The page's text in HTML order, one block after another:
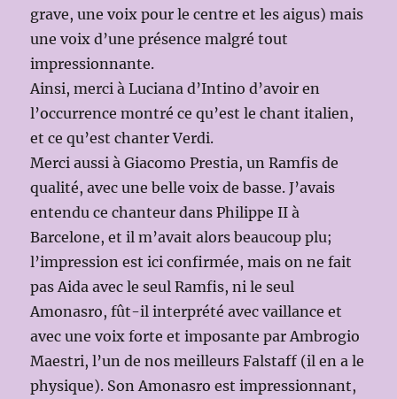
grave, une voix pour le centre et les aigus) mais
une voix d’une présence malgré tout
impressionnante.
Ainsi, merci à Luciana d’Intino d’avoir en
l’occurrence montré ce qu’est le chant italien,
et ce qu’est chanter Verdi.
Merci aussi à Giacomo Prestia, un Ramfis de
qualité, avec une belle voix de basse. J’avais
entendu ce chanteur dans Philippe II à
Barcelone, et il m’avait alors beaucoup plu;
l’impression est ici confirmée, mais on ne fait
pas Aida avec le seul Ramfis, ni le seul
Amonasro, fût-il interprété avec vaillance et
avec une voix forte et imposante par Ambrogio
Maestri, l’un de nos meilleurs Falstaff (il en a le
physique). Son Amonasro est impressionnant,